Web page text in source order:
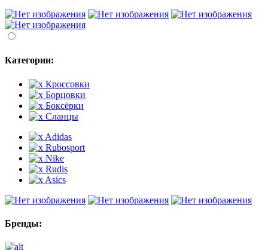
Категории:
Кроссовки
Борцовки
Боксёрки
Сланцы
Adidas
Rubosport
Nike
Rudis
Asics
Бренды: